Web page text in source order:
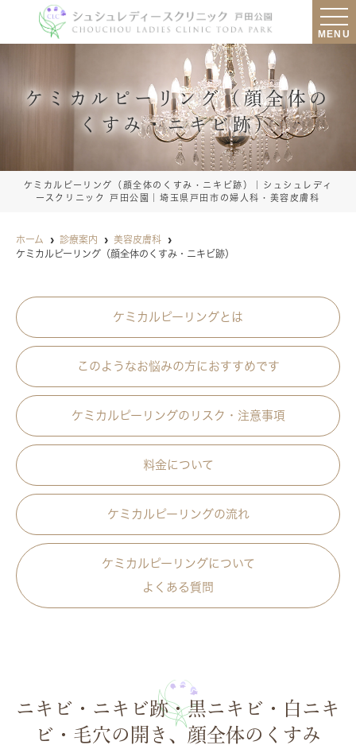
MENU
ケミカルピーリング（顔全体の
くすみ・ニキビ跡）
ケミカルピーリング（顔全体のくすみ・ニキビ跡）｜シュシュレディ
ースクリニック 戸田公園｜埼玉県戸田市の婦人科・美容皮膚科
ホーム 診療案内
美容皮膚科
ケミカルピーリング（顔全体のくすみ・ニキビ跡）
ケミカルピーリングとは
このようなお悩みの方におすすめです
ケミカルピーリングのリスク・注意事項
料金について
ケミカルピーリングの流れ
ケミカルピーリングについて
よくある質問
ニキビ・ニキビ跡・黒ニキビ・白ニキ
ビ・毛穴の開き、顔全体のくすみ